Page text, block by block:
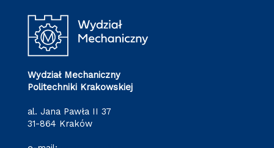
Wydział Mechaniczny
Politechniki Krakowskiej
al. Jana Pawła II 37
31-864 Kraków